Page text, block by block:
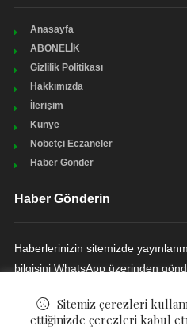
Anasayfa
ABONELİK
Gizlilik Politikası
Hakkımızda
İlerişim
Künye
Nöbetçi Eczaneler
Haber Gönder
Haber Gönderin
Haberlerinizin sitemizde
bilgisini WhatsApp üzerinden
Sitemiz çerezleri
ettiğinizde çerezleri kabul